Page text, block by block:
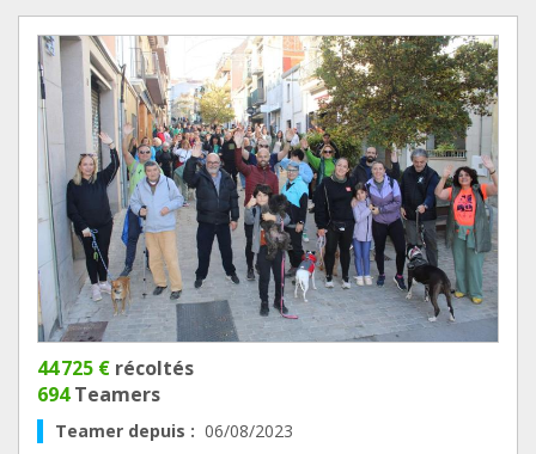
44 725 € récoltés
694Teamers
Teamer depuis : 06/08/2023